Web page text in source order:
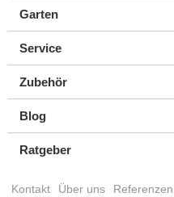
Garten
Service
Zubehör
Blog
Ratgeber
Kontakt Über uns Referenzen